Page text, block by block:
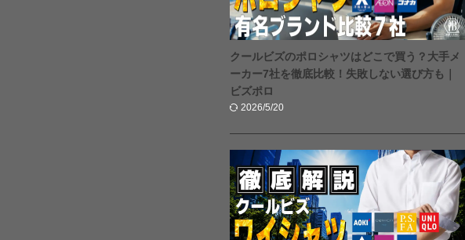
クールビズのポロシャツはどこで買う？大手メ
ーカー7社を徹底比較！失敗しない選び方も｜
ビズポロ
2026/5/20